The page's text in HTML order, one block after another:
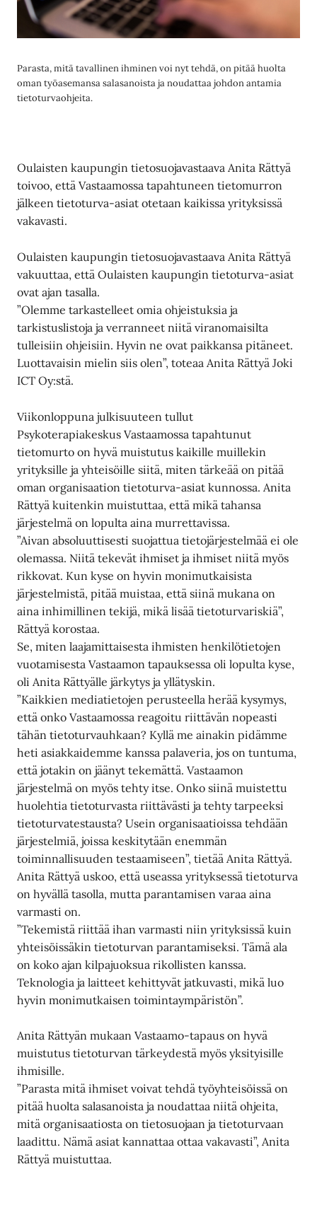
Parasta, mitä tavallinen ihminen voi nyt tehdä, on pitää huolta
oman työasemansa salasanoista ja noudattaa johdon antamia
tietoturvaohjeita.
Oulaisten kaupungin tietosuojavastaava Anita Rättyä
toivoo, että Vastaamossa tapahtuneen tietomurron
jälkeen tietoturva-asiat otetaan kaikissa yrityksissä
vakavasti.
Oulaisten kaupungin tietosuojavastaava Anita Rättyä
vakuuttaa, että Oulaisten kaupungin tietoturva-asiat
ovat ajan tasalla.
”Olemme tarkastelleet omia ohjeistuksia ja
tarkistuslistoja ja verranneet niitä viranomaisilta
tulleisiin ohjeisiin. Hyvin ne ovat paikkansa pitäneet.
Luottavaisin mielin siis olen”, toteaa Anita Rättyä Joki
ICT Oy:stä.
Viikonloppuna julkisuuteen tullut
Psykoterapiakeskus Vastaamossa tapahtunut
tietomurto on hyvä muistutus kaikille muillekin
yrityksille ja yhteisöille siitä, miten tärkeää on pitää
oman organisaation tietoturva-asiat kunnossa. Anita
Rättyä kuitenkin muistuttaa, että mikä tahansa
järjestelmä on lopulta aina murrettavissa.
”Aivan absoluuttisesti suojattua tietojärjestelmää ei ole
olemassa. Niitä tekevät ihmiset ja ihmiset niitä myös
rikkovat. Kun kyse on hyvin monimutkaisista
järjestelmistä, pitää muistaa, että siinä mukana on
aina inhimillinen tekijä, mikä lisää tietoturvariskiä”,
Rättyä korostaa.
Se, miten laajamittaisesta ihmisten henkilötietojen
vuotamisesta Vastaamon tapauksessa oli lopulta kyse,
oli Anita Rättyälle järkytys ja yllätyskin.
”Kaikkien mediatietojen perusteella herää kysymys,
että onko Vastaamossa reagoitu riittävän nopeasti
tähän tietoturvauhkaan? Kyllä me ainakin pidämme
heti asiakkaidemme kanssa palaveria, jos on tuntuma,
että jotakin on jäänyt tekemättä. Vastaamon
järjestelmä on myös tehty itse. Onko siinä muistettu
huolehtia tietoturvasta riittävästi ja tehty tarpeeksi
tietoturvatestausta? Usein organisaatioissa tehdään
järjestelmiä, joissa keskitytään enemmän
toiminnallisuuden testaamiseen”, tietää Anita Rättyä.
Anita Rättyä uskoo, että useassa yrityksessä tietoturva
on hyvällä tasolla, mutta parantamisen varaa aina
varmasti on.
”Tekemistä riittää ihan varmasti niin yrityksissä kuin
yhteisöissäkin tietoturvan parantamiseksi. Tämä ala
on koko ajan kilpajuoksua rikollisten kanssa.
Teknologia ja laitteet kehittyvät jatkuvasti, mikä luo
hyvin monimutkaisen toimintaympäristön”.
Anita Rättyän mukaan Vastaamo-tapaus on hyvä
muistutus tietoturvan tärkeydestä myös yksityisille
ihmisille.
”Parasta mitä ihmiset voivat tehdä työyhteisöissä on
pitää huolta salasanoista ja noudattaa niitä ohjeita,
mitä organisaatiosta on tietosuojaan ja tietoturvaan
laadittu. Nämä asiat kannattaa ottaa vakavasti”, Anita
Rättyä muistuttaa.